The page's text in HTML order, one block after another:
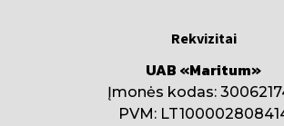
Rekvizitai
UAB «Maritum»
Įmonės kodas:
PVM: